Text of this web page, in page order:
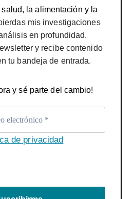
la alimentación y la
mis investigaciones
en profundidad.
y recibe contenido
tu bandeja de entrada.
y sé parte del cambio!
de privacidad